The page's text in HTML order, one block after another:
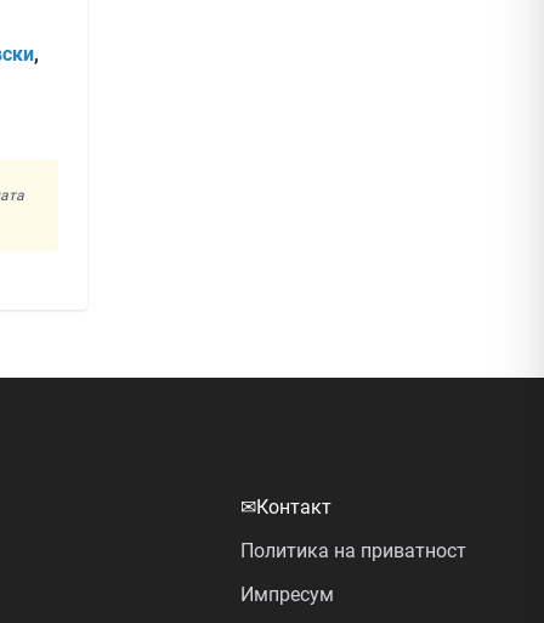
,
✉Контакт
Политика на приватност
Импресум